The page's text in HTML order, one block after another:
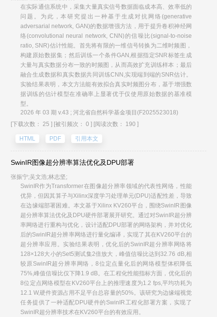
在实际通信系统中，采集大量真实信号数据面临成本高、效率低的
问题。为此，本研究提出一种基于生成对抗网络(generative
adversarial network, GAN)的数据增强方法，用于提升卷积神经网
络(convolutional neural network, CNN)的信噪比(signal-to-noise
ratio, SNR)估计性能。首先将有限的一维信号转换为二维时频图，
构建原始数据集；然后训练一个条件GAN,根据指定SNR标签生成
大量与真实数据分布一致的时频图，从而高效扩充训练样本；最后
融合生成数据和真实数据共同训练CNN,实现端到端的SNR估计。
实验结果表明，本文方法能有效拟合真实时频图分布，基于增强数
据训练的估计模型在准确率上显著优于仅使用原始数据的基准模
型。
2026 年 03 期 v.43 ; 河北省自然科学基金项目(F2025523018)
[下载次数： 25 ] [被引频次： 0 ] [阅读次数： 190 ]
HTML PDF 引用本文
SwinIR图像超分辨率算法优化及DPU部署
张振宁;吴文浩;林志坚;
SwinIR作为Transformer在图像超分辨率领域的代表性网络，性能
优异，但因其算子与Xilinx深度学习处理单元(DPU)适配性差，导致
在边缘端部署困难。本文基于Xilinx KV260平台，围绕SwinIR图像
超分辨率算法优化及DPU硬件部署展开研究。通过对SwinIR超分辨
率网络进行重构与优化，设计适配DPU部署的网络架构，并对优化
后的SwinIR超分辨率网络进行量化编译，实现了其在KV260平台的
超分辨率应用。实验结果表明，优化后的SwinIR超分辨率网络将
128×128大小的Set5测试集2倍放大，峰值信噪比达到32.76 dB,相
较原SwinIR超分辨率网络，8位定点量化后的网络模型体积降低
75%,峰值信噪比仅下降1.9 dB。在工程化性能指标方面，优化后的
8位定点网络模型在KV260平台上的推理速度为1.2 fps,平均功耗为
12.1 W,硬件资源占用不足平台总容量的50%。该研究为边缘端视觉
任务提供了一种适配DPU硬件的SwinIR工程化部署方案，实现了
SwinIR超分辨率技术在KV260平台的有效应用。